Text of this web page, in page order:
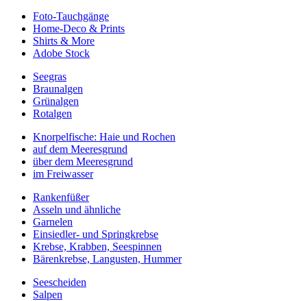
Foto-Tauchgänge
Home-Deco & Prints
Shirts & More
Adobe Stock
Seegras
Braunalgen
Grünalgen
Rotalgen
Knorpelfische: Haie und Rochen
auf dem Meeresgrund
über dem Meeresgrund
im Freiwasser
Rankenfüßer
Asseln und ähnliche
Garnelen
Einsiedler- und Springkrebse
Krebse, Krabben, Seespinnen
Bärenkrebse, Langusten, Hummer
Seescheiden
Salpen